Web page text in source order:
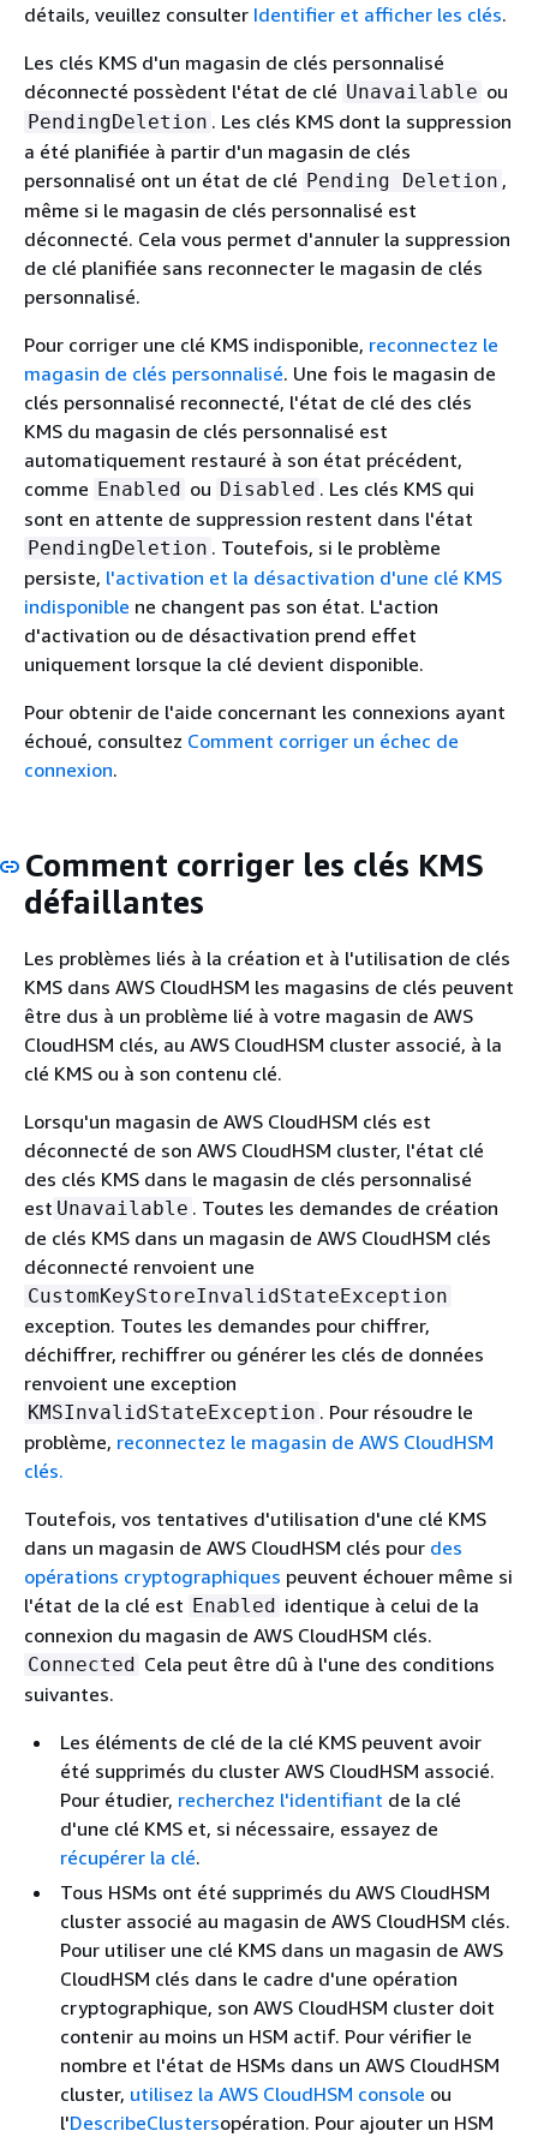
détails, veuillez consulter Identifier et afficher les clés.
Les clés KMS d'un magasin de clés personnalisé
déconnecté possèdent l'état de clé Unavailable ou
PendingDeletion . Les clés KMS dont la suppression
a été planifiée à partir d'un magasin de clés
personnalisé ont un état de clé Pending Deletion ,
même si le magasin de clés personnalisé est
déconnecté. Cela vous permet d'annuler la suppression
de clé planifiée sans reconnecter le magasin de clés
personnalisé.
Pour corriger une clé KMS indisponible, reconnectez le
magasin de clés personnalisé. Une fois le magasin de
clés personnalisé reconnecté, l'état de clé des clés
KMS du magasin de clés personnalisé est
automatiquement restauré à son état précédent,
comme Enabled ou Disabled . Les clés KMS qui
sont en attente de suppression restent dans l'état
PendingDeletion . Toutefois, si le problème
persiste, l'activation et la désactivation d'une clé KMS
indisponible ne changent pas son état. L'action
d'activation ou de désactivation prend effet
uniquement lorsque la clé devient disponible.
Pour obtenir de l'aide concernant les connexions ayant
échoué, consultez Comment corriger un échec de
connexion.
Comment corriger les clés KMS
défaillantes
Les problèmes liés à la création et à l'utilisation de clés
KMS dans AWS CloudHSM les magasins de clés peuvent
être dus à un problème lié à votre magasin de AWS
CloudHSM clés, au AWS CloudHSM cluster associé, à la
clé KMS ou à son contenu clé.
Lorsqu'un magasin de AWS CloudHSM clés est
déconnecté de son AWS CloudHSM cluster, l'état clé
des clés KMS dans le magasin de clés personnalisé
est Unavailable . Toutes les demandes de création
de clés KMS dans un magasin de AWS CloudHSM clés
déconnecté renvoient une
CustomKeyStoreInvalidStateException
exception. Toutes les demandes pour chiffrer,
déchiffrer, rechiffrer ou générer les clés de données
renvoient une exception
KMSInvalidStateException . Pour résoudre le
problème, reconnectez le magasin de AWS CloudHSM
clés.
Toutefois, vos tentatives d'utilisation d'une clé KMS
dans un magasin de AWS CloudHSM clés pour des
opérations cryptographiques peuvent échouer même si
l'état de la clé est Enabled identique à celui de la
connexion du magasin de AWS CloudHSM clés.
Connected Cela peut être dû à l'une des conditions
suivantes.
Les éléments de clé de la clé KMS peuvent avoir
été supprimés du cluster AWS CloudHSM associé.
Pour étudier, recherchez l'identifiant de la clé
d'une clé KMS et, si nécessaire, essayez de
récupérer la clé.
Tous HSMs ont été supprimés du AWS CloudHSM
cluster associé au magasin de AWS CloudHSM clés.
Pour utiliser une clé KMS dans un magasin de AWS
CloudHSM clés dans le cadre d'une opération
cryptographique, son AWS CloudHSM cluster doit
contenir au moins un HSM actif. Pour vérifier le
nombre et l'état de HSMs dans un AWS CloudHSM
cluster, utilisez la AWS CloudHSM console ou
l'DescribeClustersopération. Pour ajouter un HSM